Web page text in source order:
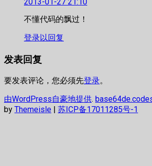
不懂代码的飘过！
登录以回复
发表回复
要发表评论，您必须先登录。
由WordPress自豪地提供.
by Themeisle | 苏ICP备17011285号-1